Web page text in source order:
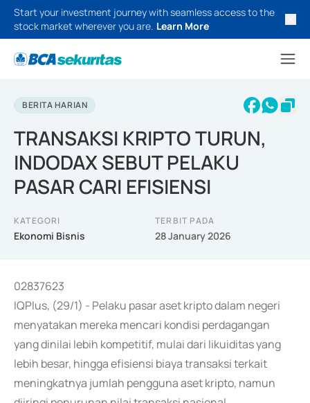
Start your investment journey with seamless access to the
stock market wherever you are. Learn More
BERITA HARIAN
TRANSAKSI KRIPTO TURUN,
INDODAX SEBUT PELAKU
PASAR CARI EFISIENSI
KATEGORI
Ekonomi Bisnis
TERBIT PADA
28 January 2026
02837623
IQPlus, (29/1) - Pelaku pasar aset kripto dalam negeri
menyatakan mereka mencari kondisi perdagangan
yang dinilai lebih kompetitif, mulai dari likuiditas yang
lebih besar, hingga efisiensi biaya transaksi terkait
meningkatnya jumlah pengguna aset kripto, namun